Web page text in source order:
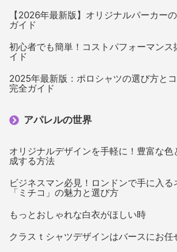
【2026年最新版】オリジナルパーカー
ガイド
初心者でも簡単！コストパフォーマン
イド
2025年最新版：ポロシャツの選び方と
完全ガイド
アパレルの世界
オリジナルデザインを手軽に！豊富な
成する方法
ビジネスマン必見！ロンドンで手に入る
「ミチコ」の魅力と選び方
もっとおしゃれな白衣がほしい時
クラスｔシャツデザインはバースにお任